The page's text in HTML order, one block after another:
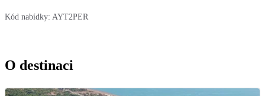
Kód nabídky: AYT2PER
O destinaci